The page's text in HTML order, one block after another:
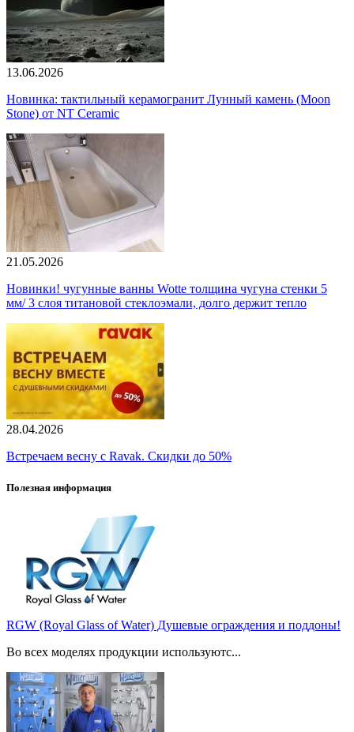
13.06.2026
Новинка: тактильный керамогранит Лунный камень (Moon
Stone) от NT Ceramic
21.05.2026
Новинки! чугунные ванны Wotte толщина чугуна стенки 5
мм/ 3 слоя титановой стеклоэмали, долго держит тепло
28.04.2026
Встречаем весну с Ravak. Скидки до 50%
Полезная информация
RGW (Royal Glass of Water) Душевые ограждения и поддоны!
Во всех моделях продукции используютс...